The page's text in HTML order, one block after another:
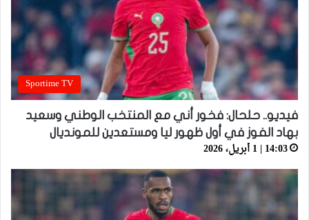
Sportime TV
فيديو.. حلحال: فخور أني مع المنتخب الوطني وسعيد
بهاد الفوز في أول ظهور ليا ومستعدين للمونديال
14:03 | 1 أبريل، 2026